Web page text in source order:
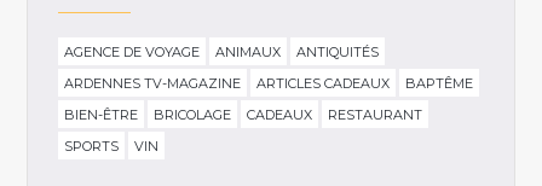
AGENCE DE VOYAGE ANIMAUX
ANTIQUITÉS
ARDENNES TV-MAGAZINE
ARTICLES CADEAUX
BAPTÊME
BIEN-ÊTRE
BRICOLAGE CADEAUX
RESTAURANT
SPORTS
VIN